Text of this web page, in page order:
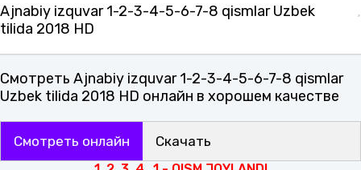
Ajnabiy izquvar 1-2-3-4-5-6-7-8 qismlar Uzbek
tilida 2018 HD
Смотреть Ajnabiy izquvar 1-2-3-4-5-6-7-8 qismlar
Uzbek tilida 2018 HD онлайн в хорошем качестве
Смотреть онлайн Скачать